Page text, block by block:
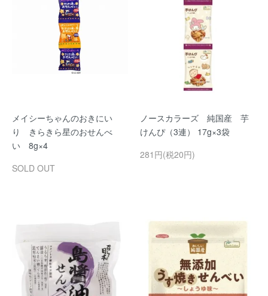
メイシーちゃんのおきにい
り きらきら星のおせんべ
い 8g×4
SOLD OUT
ノースカラーズ 純国産 芋
けんぴ（3連） 17g×3袋
281円(税20円)